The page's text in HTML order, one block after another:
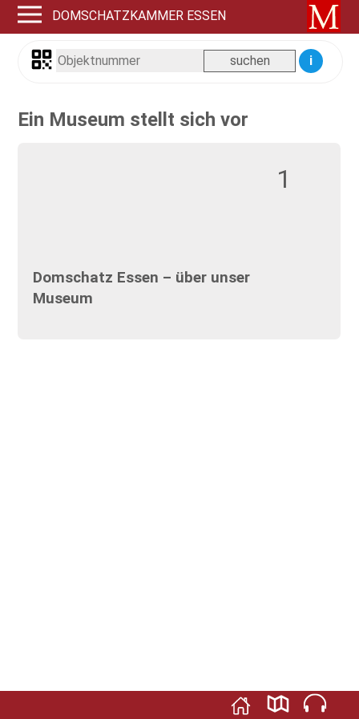
DOMSCHATZKAMMER ESSEN
i
Ein Museum stellt sich vor
1
Domschatz Essen – über unser
Museum